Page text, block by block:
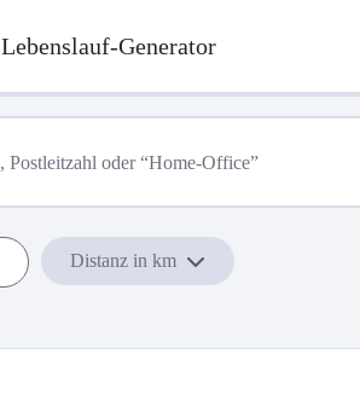
Lebenslauf-Generator
Distanz in km